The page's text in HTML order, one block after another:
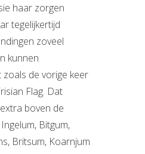
haar zorgen
tegelijkertijd
zoveel
kunnen
de vorige keer
Flag. Dat
boven de
Bitgum,
Britsum, Koarnjum